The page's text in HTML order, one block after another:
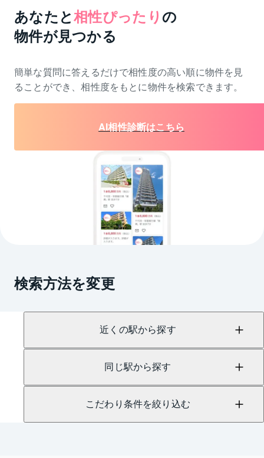
あなたと相性ぴったり の
物件が見つかる
簡単な質問に答えるだけで相性度の高い順に物件を 見
ることができ、相性度をもとに物件を検索できます。
AI相性診断はこちら
検索方法を変更
近くの駅から探す
同じ駅から探す
こだわり条件を絞り込む